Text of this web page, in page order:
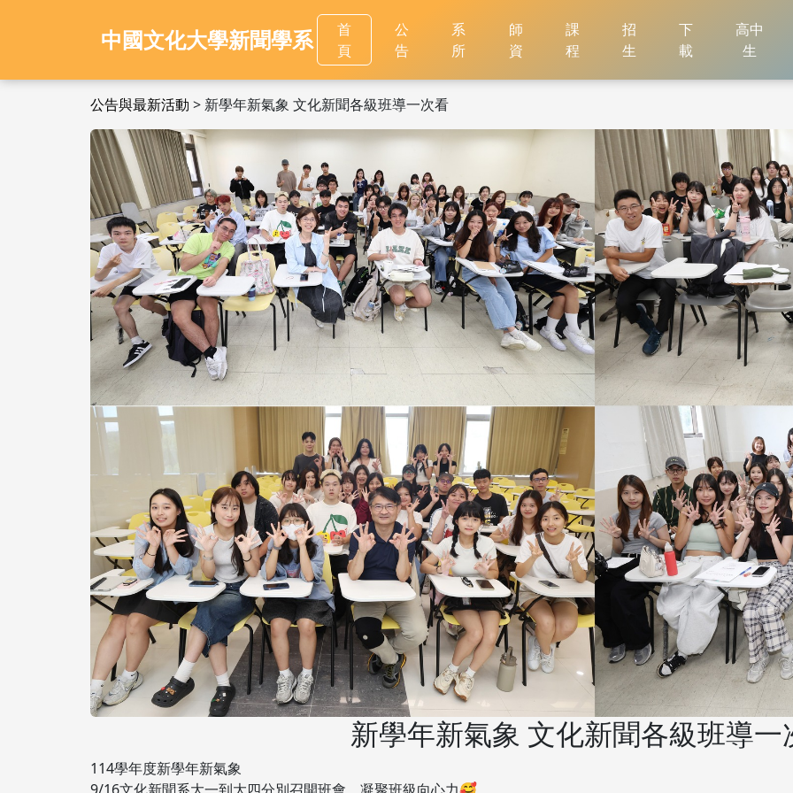
中國文化大學新聞學系
首
頁
公
告
系
所
師
資
課
程
招
生
下
載
高中
生
公告與最新活動 > 新學年新氣象 文化新聞各級班導一次看
新學年新氣象 文化新聞各級班導一
114學年度新學年新氣象
9/16文化新聞系大一到大四分別召開班會，凝聚班級向心力🥰